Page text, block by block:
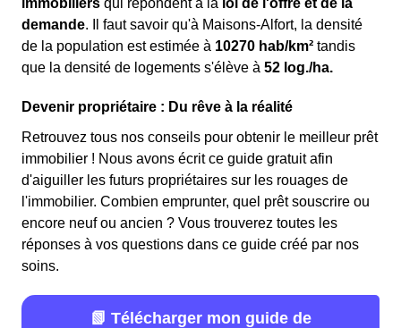
immobiliers qui répondent à la loi de l'offre et de la
demande. Il faut savoir qu'à Maisons-Alfort, la densité
de la population est estimée à 10270 hab/km² tandis
que la densité de logements s'élève à 52 log./ha.
Devenir propriétaire : Du rêve à la réalité
Retrouvez tous nos conseils pour obtenir le meilleur prêt
immobilier ! Nous avons écrit ce guide gratuit afin
d'aiguiller les futurs propriétaires sur les rouages de
l'immobilier. Combien emprunter, quel prêt souscrire ou
encore neuf ou ancien ? Vous trouverez toutes les
réponses à vos questions dans ce guide créé par nos
soins.
📗 Télécharger mon guide de